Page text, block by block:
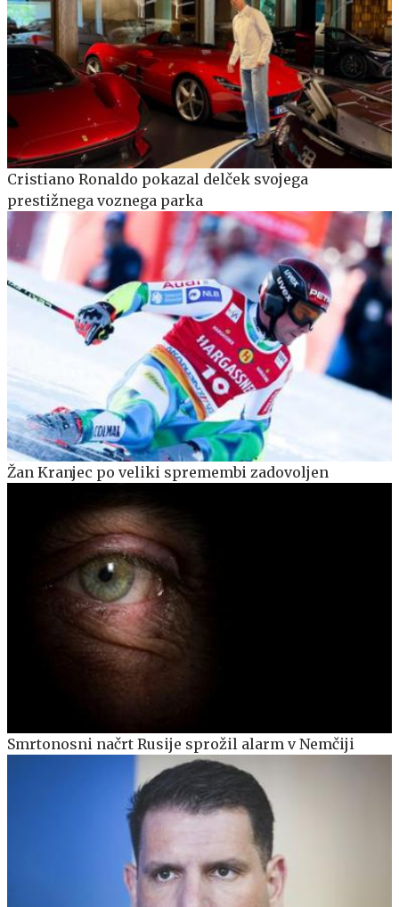
Cristiano Ronaldo pokazal delček svojega
prestižnega voznega parka
Žan Kranjec po veliki spremembi zadovoljen
Smrtonosni načrt Rusije sprožil alarm v Nemčiji